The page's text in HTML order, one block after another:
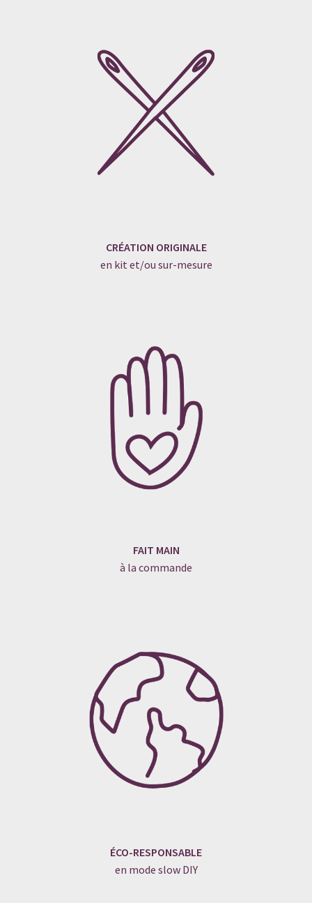
CRÉATION ORIGINALE
en kit et/ou sur-mesure
FAIT MAIN
à la commande
ÉCO-RESPONSABLE
en mode slow DIY